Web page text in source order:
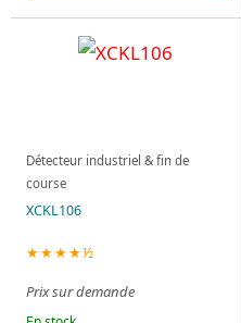
Détecteur industriel & fin de
course
XCKL106
★★★★½
Prix sur demande